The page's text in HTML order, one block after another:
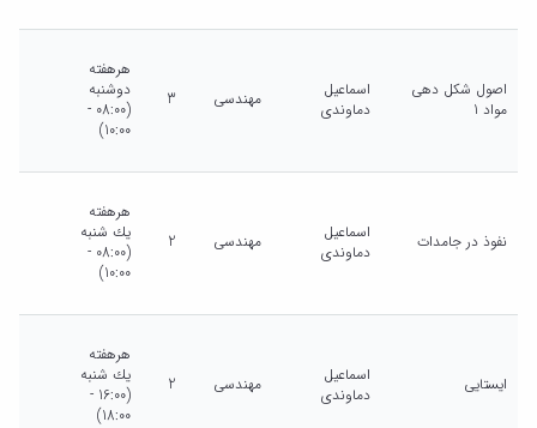
اصول شکل دهی
مواد 1
اسماعیل
دماوندی
مهندسی 3
هرهفته
دوشنبه
(08:00 -
10:00)
نفوذ در جامدات
اسماعیل
دماوندی
مهندسی 2
هرهفته
يك شنبه
(08:00 -
10:00)
ایستایی
اسماعیل
دماوندی
مهندسی 2
هرهفته
يك شنبه
(16:00 -
18:00)